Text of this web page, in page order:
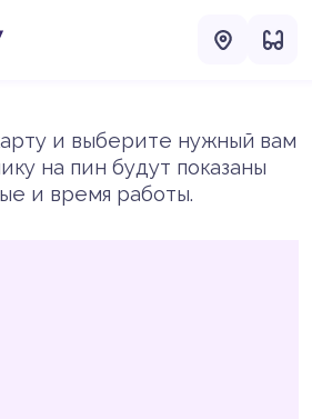
и выберите нужный вам
на пин будут показаны
и время работы.